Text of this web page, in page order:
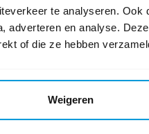
te analyseren. Ook
adverteren en analyse.
of die ze hebben
Weigeren
bespaard kosten en
Assist app biedt het
en video's.
Plan
voorrijkosten en arbeid.